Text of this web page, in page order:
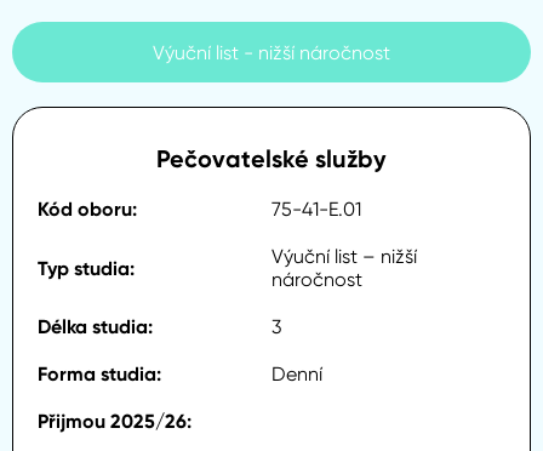
Výuční list - nižší náročnost
Pečovatelské služby
75-41-E.01
Výuční list – nižší
náročnost
3
Denní